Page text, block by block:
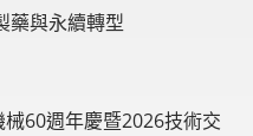
藥與永續轉型
60週年慶暨2026技術交